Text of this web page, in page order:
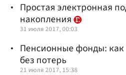
Простая электронная
накопления
31 июля 2017, 00:03
Пенсионные фонды:
без потерь
21 июля 2017, 15:38